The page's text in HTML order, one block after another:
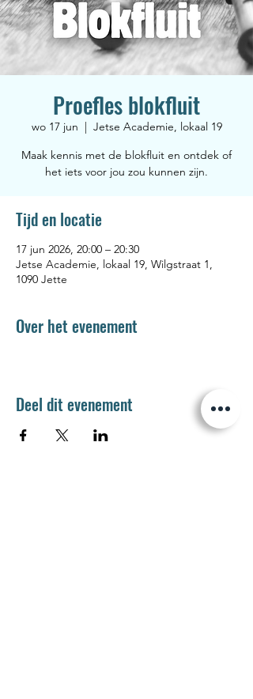
Proefles blokfluit
wo 17 jun
  |
Jetse Academie, lokaal 19
Maak kennis met de blokfluit en ontdek of
het iets voor jou zou kunnen zijn.
Tijd en locatie
17 jun 2026, 20:00 – 20:30
Jetse Academie, lokaal 19, Wilgstraat 1,
1090 Jette
Over het evenement
Deel dit evenement